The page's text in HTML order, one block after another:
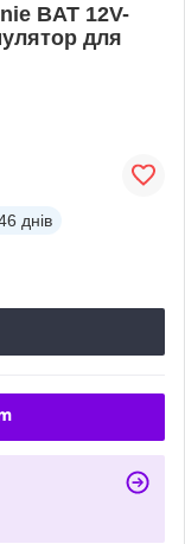
BAT 12V-
для
днів